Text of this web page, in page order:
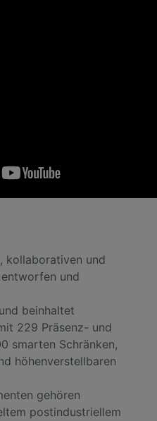
kollaborativen und
und
beinhaltet
229 Präsenz- und
smarten Schränken,
höhenverstellbaren
gehören
postindustriellem